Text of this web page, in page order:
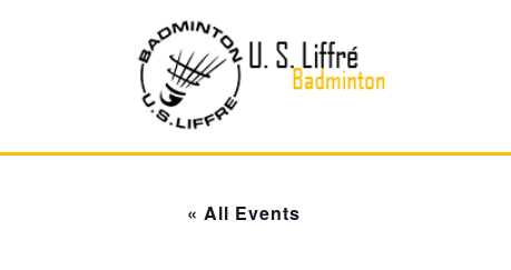
« All Events